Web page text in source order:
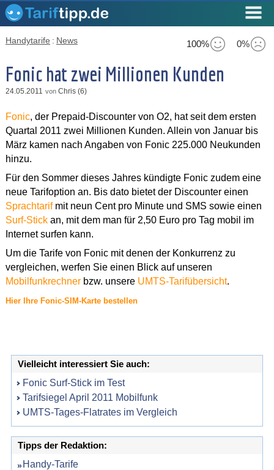
100% 0%
Handytarife : News
Fonic hat zwei Millionen Kunden
24.05.2011 von Chris (6)
Fonic, der Prepaid-Discounter von O2, hat seit dem ersten
Quartal 2011 zwei Millionen Kunden. Allein von Januar bis
März kamen nach Angaben von Fonic 225.000 Neukunden
hinzu.
Für den Sommer dieses Jahres kündigte Fonic zudem eine
neue Tarifoption an. Bis dato bietet der Discounter einen
Sprachtarifmit neun Cent pro Minute und SMS sowie einen
Surf-Stickan, mit dem man für 2,50 Euro pro Tag mobil im
Internet surfen kann.
Um die Tarife von Fonic mit denen der Konkurrenz zu
vergleichen, werfen Sie einen Blick auf unseren
Mobilfunkrechnerbzw. unsere UMTS-Tarifübersicht.
Hier Ihre Fonic-SIM-Karte bestellen
Vielleicht interessiert Sie auch:
Fonic Surf-Stick im Test
Tarifsiegel April 2011 Mobilfunk
UMTS-Tages-Flatrates im Vergleich
Tipps der Redaktion:
Handy-Tarife